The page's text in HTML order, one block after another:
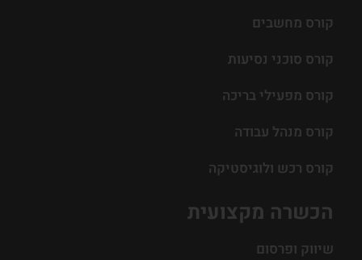
הכשרה מקצועית
שיווק ופרסום
קורס מחשבים
קורס סוכני נסיעות
קורס מפעילי בריכה
קורס מנהל עבודה
קורס רכש ולוגיסטיקה